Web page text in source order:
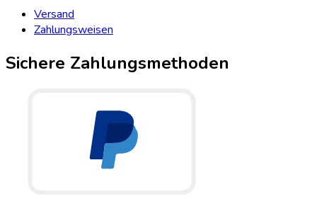
Versand
Zahlungsweisen
Sichere Zahlungsmethoden